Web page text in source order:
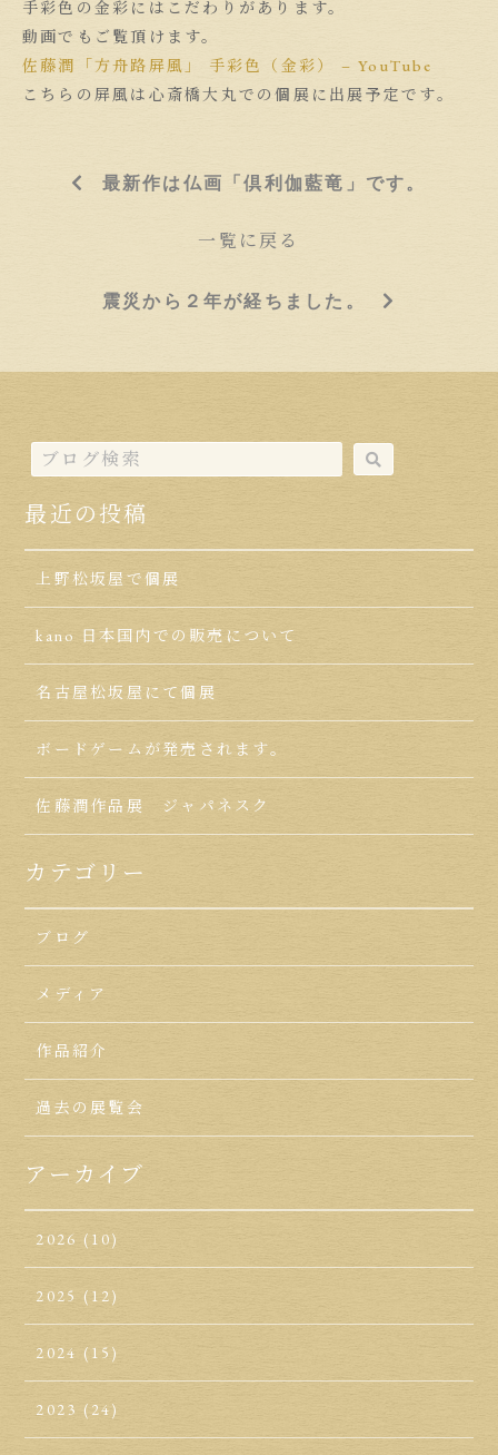
手彩色の金彩にはこだわりがあります。
動画でもご覧頂けます。
佐藤潤「方舟路屏風」 手彩色（金彩） – YouTube
こちらの屏風は心斎橋大丸での個展に出展予定です。
最新作は仏画「倶利伽藍竜」です。
一覧に戻る
震災から２年が経ちました。
最近の投稿
上野松坂屋で個展
kano 日本国内での販売について
名古屋松坂屋にて個展
ボードゲームが発売されます。
佐藤潤作品展 ジャパネスク
カテゴリー
ブログ
メディア
作品紹介
過去の展覧会
アーカイブ
2026 (10)
2025 (12)
2024 (15)
2023 (24)